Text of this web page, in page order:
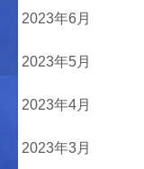
2023年6月
2023年5月
2023年4月
2023年3月